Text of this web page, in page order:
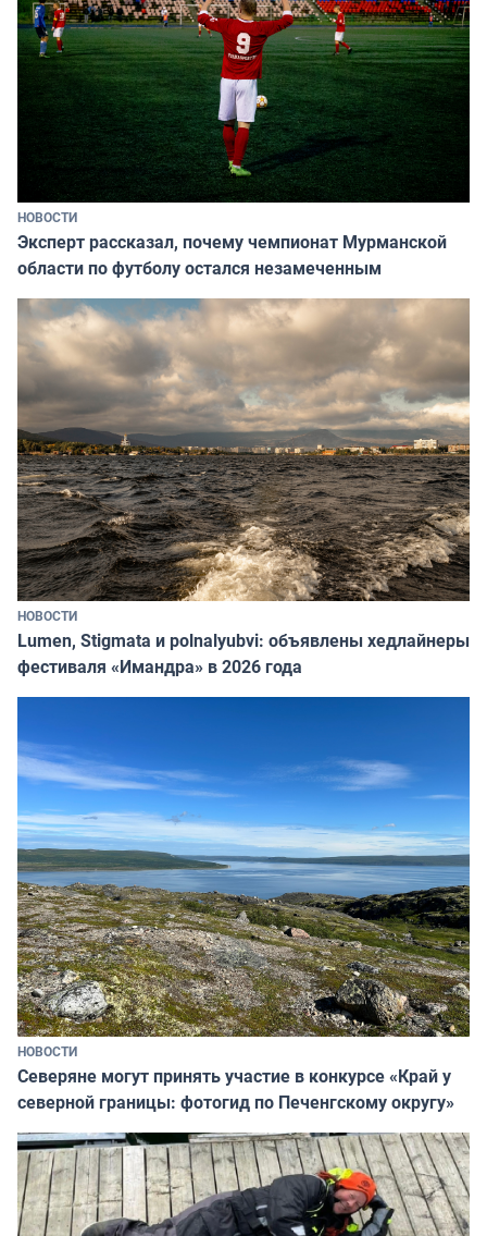
НОВОСТИ
Эксперт рассказал, почему чемпионат Мурманской
области по футболу остался незамеченным
НОВОСТИ
Lumen, Stigmata и polnalyubvi: объявлены хедлайнеры
фестиваля «Имандра» в 2026 года
НОВОСТИ
Северяне могут принять участие в конкурсе «Край у
северной границы: фотогид по Печенгскому округу»